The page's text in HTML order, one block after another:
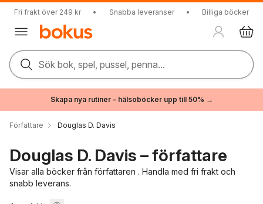
Fri frakt över 249 kr • Snabba leveranser • Billiga böcker
Sök bok, spel, pussel, penna...
Skapa nya rutiner – hälsoböcker upp till 50% →
Författare Douglas D. Davis
Douglas D. Davis – författare
Visar alla böcker från författaren . Handla med fri frakt och
snabb leverans.